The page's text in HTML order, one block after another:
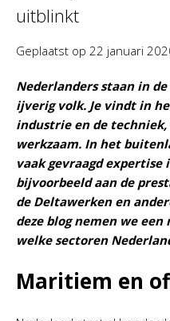
uitblinkt
Geplaatst op 22 januari
Nederlanders staan in
ijverig volk. Je vindt in
industrie en de
werkzaam. In het
vaak gevraagd expertise
bijvoorbeeld aan de
de Deltawerken en
deze blog nemen we
welke sectoren
Maritiem en